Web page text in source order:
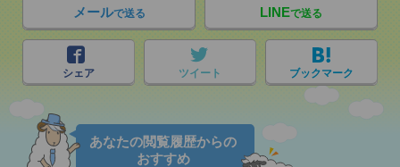
メールで送る LINEで送る
シェア ツイート ブックマーク
あなたの閲覧履歴からの
おすすめ